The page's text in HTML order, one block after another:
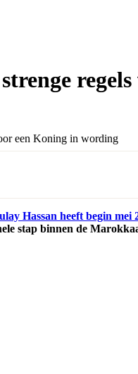
Hassan heeft begin mei
stap binnen de